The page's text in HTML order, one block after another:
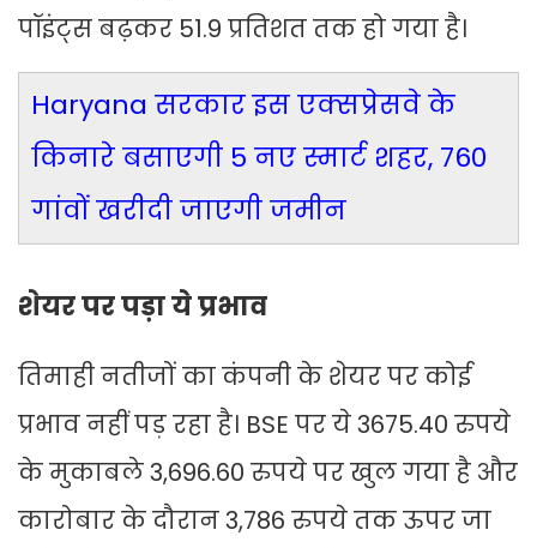
पॉइंट्स बढ़कर 51.9 प्रतिशत तक हो गया है।
Haryana सरकार इस एक्सप्रेसवे के
किनारे बसाएगी 5 नए स्मार्ट शहर, 760
गांवों खरीदी जाएगी जमीन
शेयर पर पड़ा ये प्रभाव
तिमाही नतीजों का कंपनी के शेयर पर कोई
प्रभाव नहीं पड़ रहा है। BSE पर ये 3675.40 रुपये
के मुकाबले 3,696.60 रुपये पर खुल गया है और
कारोबार के दौरान 3,786 रुपये तक ऊपर जा